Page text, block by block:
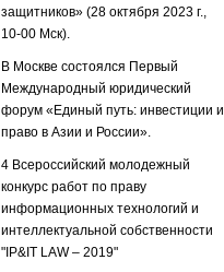
защитников» (28 октября 2023 г.,
10-00 Мск).
В Москве состоялся Первый
Международный юридический
форум «Единый путь: инвестиции и
право в Азии и России».
4 Всероссийский молодежный
конкурс работ по праву
информационных технологий и
интеллектуальной собственности
"IP&IT LAW – 2019"